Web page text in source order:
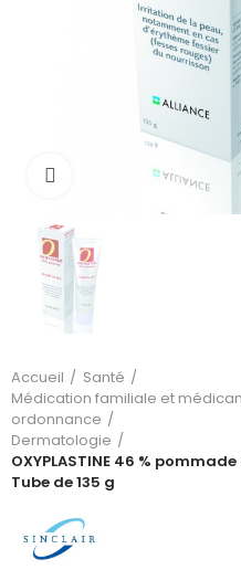
Cliquez pour
Accueil
Santé
Médication familiale et
ordonnance
Dermatologie
OXYPLASTINE 46 %
Tube de 135 g